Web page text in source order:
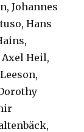
Johannes
Hans
Heil,